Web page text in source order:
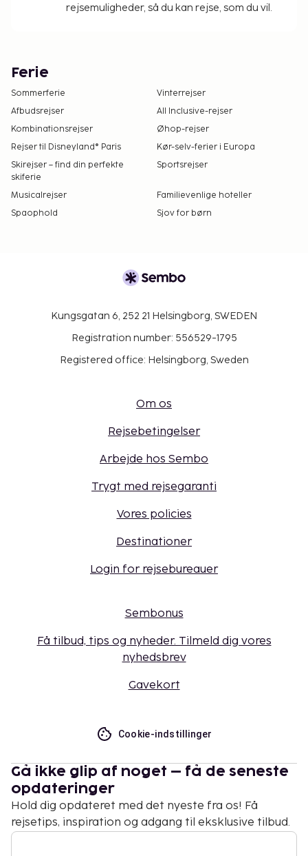
rejsemuligheder, så du kan rejse, som du vil.
Ferie
Sommerferie
Vinterrejser
Afbudsrejser
All Inclusive-rejser
Kombinationsrejser
Øhop-rejser
Rejser til Disneyland® Paris
Kør-selv-ferier i Europa
Skirejser – find din perfekte
skiferie
Sportsrejser
Musicalrejser
Familievenlige hoteller
Spaophold
Sjov for børn
Kungsgatan 6, 252 21 Helsingborg, SWEDEN
Registration number: 556529-1795
Registered office: Helsingborg, Sweden
Om os
Rejsebetingelser
Arbejde hos Sembo
Trygt med rejsegaranti
Vores policies
Destinationer
Login for rejsebureauer
Sembonus
Få tilbud, tips og nyheder. Tilmeld dig vores
nyhedsbrev
Gavekort
Cookie-indstillinger
Gå ikke glip af noget – få de seneste
opdateringer
Hold dig opdateret med det nyeste fra os! Få
rejsetips, inspiration og adgang til eksklusive tilbud.